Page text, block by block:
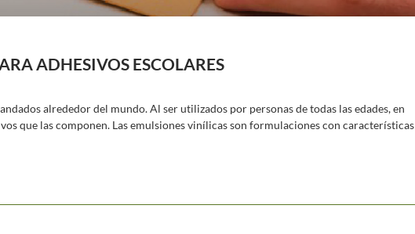
ADHESIVOS ESCOLARES
alrededor del mundo. Al ser utilizados por personas de todas las edades, en
que las componen. Las emulsiones vinílicas son formulaciones con características